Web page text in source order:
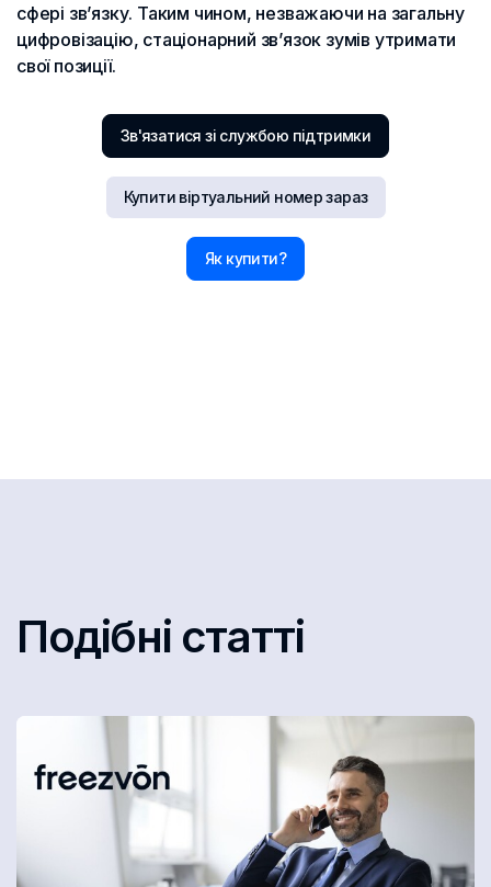
сфері зв’язку. Таким чином, незважаючи на загальну
цифровізацію, стаціонарний зв’язок зумів утримати
свої позиції.
Зв'язатися зі службою підтримки
Купити віртуальний номер зараз
Як купити?
Подібні статті